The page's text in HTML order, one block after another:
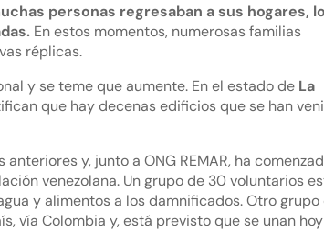
personas regresaban a sus hogares,
En estos momentos, numerosas familias
réplicas.
y se teme que aumente. En el estado de La
que hay decenas edificios que se han
y, junto a ONG REMAR, ha
venezolana. Un grupo de 30 voluntarios
y alimentos a los damnificados. Otro grupo
vía Colombia y, está previsto que se unan